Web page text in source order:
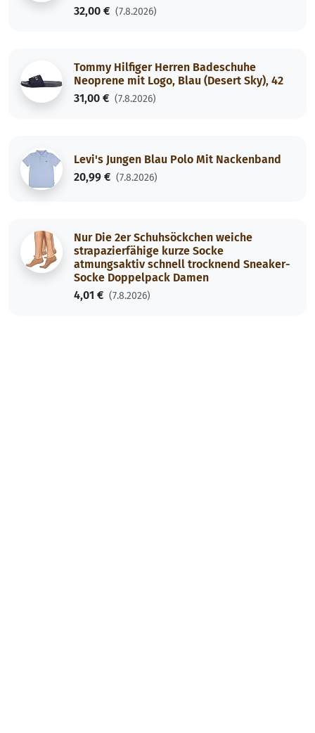
32,00 € (7.8.2026)
Tommy Hilfiger Herren Badeschuhe
Neoprene mit Logo, Blau (Desert Sky), 42
31,00 € (7.8.2026)
Levi's Jungen Blau Polo Mit Nackenband
20,99 € (7.8.2026)
Nur Die 2er Schuhsöckchen weiche
strapazierfähige kurze Socke
atmungsaktiv schnell trocknend Sneaker-
Socke Doppelpack Damen
4,01 € (7.8.2026)